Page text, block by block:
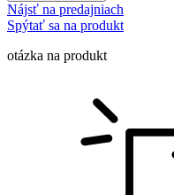
Nájsť na predajniach
Spýtať sa na produkt
otázka na produkt